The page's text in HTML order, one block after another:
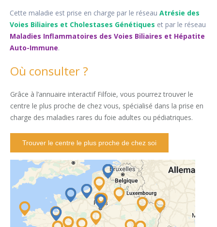
Cette maladie est prise en charge par le réseau Atrésie des
Voies Biliaires et Cholestases Génétiques et par le réseau
Maladies Inflammatoires des Voies Biliaires et Hépatite
Auto-Immune.
Où consulter ?
Grâce à l’annuaire interactif Filfoie, vous pourrez trouver le
centre le plus proche de chez vous, spécialisé dans la prise en
charge des maladies rares du foie adultes ou pédiatriques.
Trouver le centre le plus proche de chez soi